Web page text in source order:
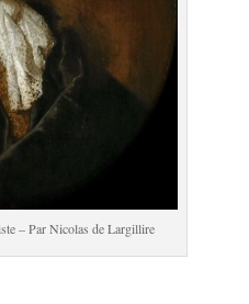
– Par Nicolas de Largillire